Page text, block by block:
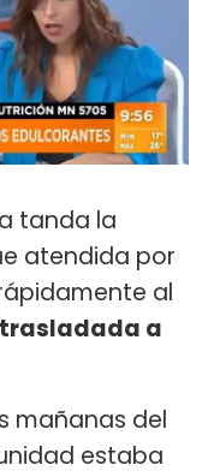
tanda la
atendida por
al
a
mañanas del
estaba